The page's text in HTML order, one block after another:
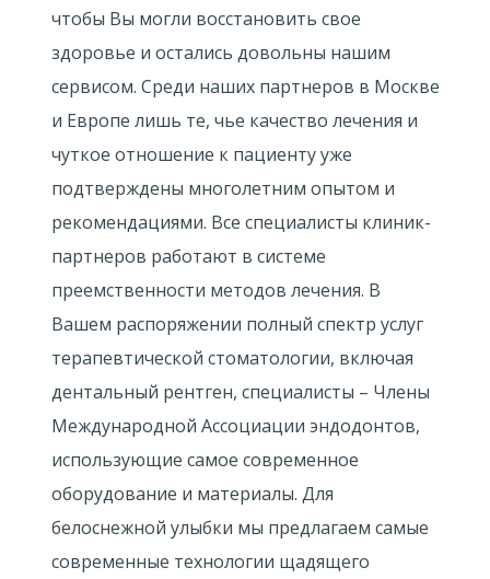
чтобы Вы могли восстановить свое
здоровье и остались довольны нашим
сервисом. Среди наших партнеров в Москве
и Европе лишь те, чье качество лечения и
чуткое отношение к пациенту уже
подтверждены многолетним опытом и
рекомендациями. Все специалисты клиник-
партнеров работают в системе
преемственности методов лечения. В
Вашем распоряжении полный спектр услуг
терапевтической стоматологии, включая
дентальный рентген, специалисты – Члены
Международной Ассоциации эндодонтов,
использующие самое современное
оборудование и материалы. Для
белоснежной улыбки мы предлагаем самые
современные технологии щадящего